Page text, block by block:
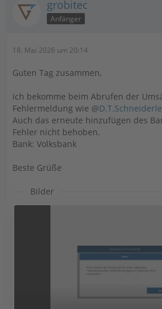
grobitec
Anfänger
18. Mai 2026 um 20:14
Guten Tag zusammen,
ich bekomme beim Abrufen der
Fehlermeldung wie @
Auch das erneute hinzufügen des
Fehler nicht behoben.
Bank: Volksbank
Beste Grüße
Bilder